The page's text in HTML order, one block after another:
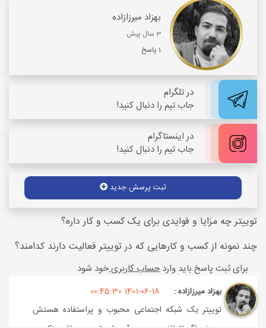
بهزاد میرزازاده
3 سال پیش
1 پاسخ
درتلگرام
جاب تیم را دنبال کنید!
دراینستاگرام
جاب تیم را دنبال کنید!
ثبت پرسش جدید
توییتر چه مزایا و فوایدی برای یک کسب و کار داره؟
چند نمونه از کسب و کارهایی که در توییتر فعالیت دارند کدامند؟
برای ثبت پاسخ باید وارد حساب کاربریخود شود
بهزاد میرزازاده :
1401-06-18 00:45:30
توییتر یک شبکه اجتماعی محبوب و پراستفاده هستش